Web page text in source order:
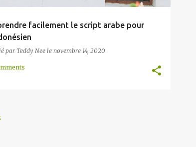
facilement le script arabe pour
par Teddy Nee le novembre 14, 2020